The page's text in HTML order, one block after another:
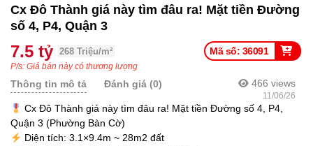
Cx Đô Thành giá này tìm đâu ra! Mặt tiền Đường
số 4, P4, Quận 3
Mã số: 36091
7.5 tỷ 268 Triệu/m²
P/s: Giá bán này có thương lượng
466 views
11/06/26
Thông tin mô tả Đánh giá (0)
Cx Đô Thành giá này tìm đâu ra! Mặt tiền Đường số 4, P4,
Quận 3 (Phường Bàn Cờ)
Diện tích: 3.1×9.4m ~ 28m2 đất